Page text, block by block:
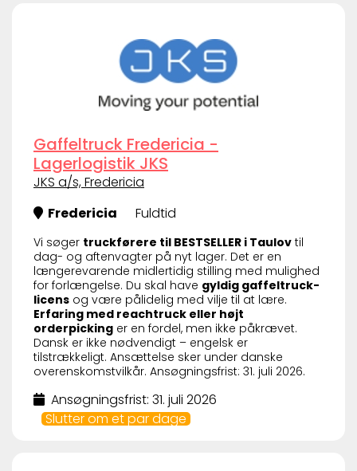
Gaffeltruck Fredericia -
Lagerlogistik JKS
JKS a/s, Fredericia
Fredericia
Fuldtid
Vi søger truckførere til BESTSELLER i Taulov til
dag- og aftenvagter på nyt lager. Det er en
længerevarende midlertidig stilling med mulighed
for forlængelse. Du skal have gyldig gaffeltruck-
licens og være pålidelig med vilje til at lære.
Erfaring med reachtruck eller højt
orderpicking er en fordel, men ikke påkrævet.
Dansk er ikke nødvendigt – engelsk er
tilstrækkeligt. Ansættelse sker under danske
overenskomstvilkår. Ansøgningsfrist: 31. juli 2026.
Ansøgningsfrist: 31. juli 2026
Slutter om et par dage